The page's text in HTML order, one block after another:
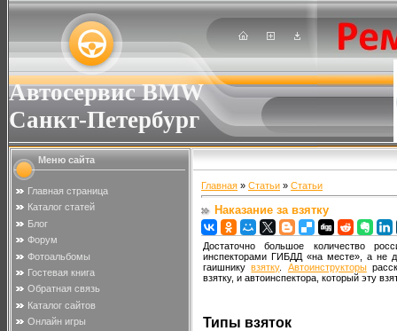
Автосервис BMW
Санкт-Петербург
Меню сайта
Главная страница
Каталог статей
Блог
Форум
Фотоальбомы
Гостевая книга
Обратная связь
Каталог сайтов
Онлайн игры
Главная » Статьи » Статьи
Наказание за взятку
Достаточно большое количество
инспекторами ГИБДД «на месте», а не
гаишникувзятку. Автоинструкторы
взятку, и автоинспектора, который эту
Типы взяток